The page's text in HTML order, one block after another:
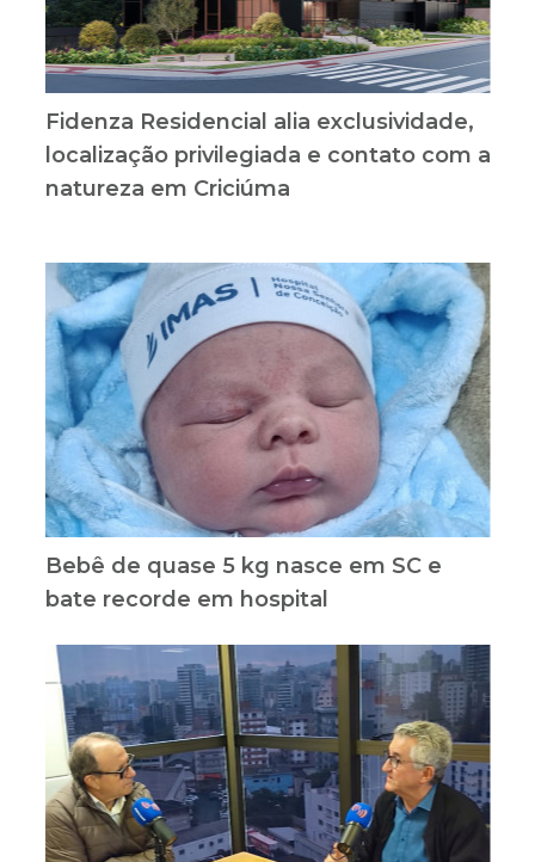
Fidenza Residencial alia exclusividade,
localização privilegiada e contato com a
natureza em Criciúma
Bebê de quase 5 kg nasce em SC e
bate recorde em hospital